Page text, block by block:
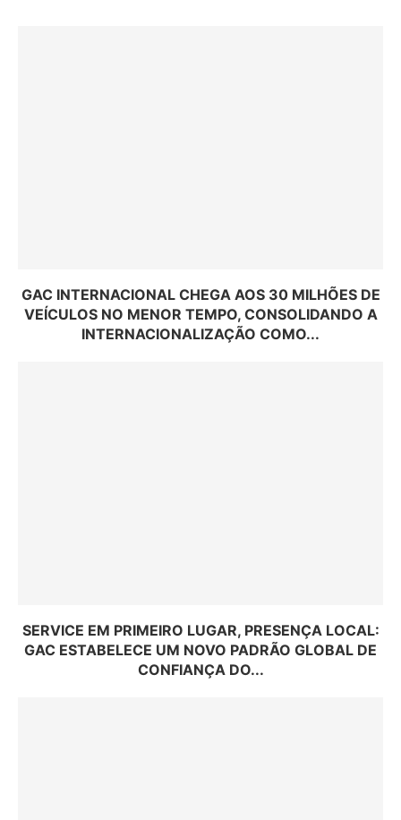
GAC INTERNACIONAL CHEGA AOS 30 MILHÕES DE
VEÍCULOS NO MENOR TEMPO, CONSOLIDANDO A
INTERNACIONALIZAÇÃO COMO...
SERVICE EM PRIMEIRO LUGAR, PRESENÇA LOCAL:
GAC ESTABELECE UM NOVO PADRÃO GLOBAL DE
CONFIANÇA DO...